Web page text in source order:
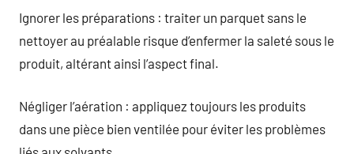
Ignorer les préparations : traiter un parquet sans le
nettoyer au préalable risque d’enfermer la saleté sous le
produit, altérant ainsi l’aspect final.
Négliger l’aération : appliquez toujours les produits
dans une pièce bien ventilée pour éviter les problèmes